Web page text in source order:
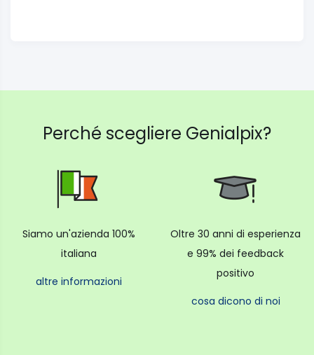
Perché scegliere Genialpix?
Siamo un'azienda 100%
italiana
altre informazioni
Oltre 30 anni di esperienza
e 99% dei feedback
positivo
cosa dicono di noi